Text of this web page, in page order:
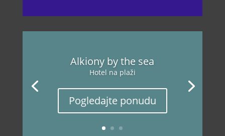
Alkiony by the sea
Hotel na plaži
Pogledajte ponudu